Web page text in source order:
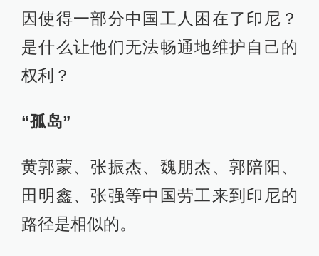
因使得一部分中国工人困在了印尼？
是什么让他们无法畅通地维护自己的
权利？
“孤岛”
黄郭蒙、张振杰、魏朋杰、郭陪阳、
田明鑫、张强等中国劳工来到印尼的
路径是相似的。